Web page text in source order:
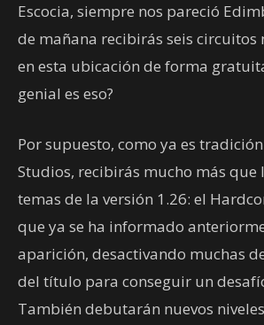
Escocia, siempre nos pareció
de mañana recibirás seis circuitos
en esta ubicación de forma
genial es eso?
Por supuesto, como ya es
Studios, recibirás mucho más que
temas de la versión 1.26: el
que ya se ha informado
aparición, desactivando muchas
del título para conseguir un
También debutarán nuevos